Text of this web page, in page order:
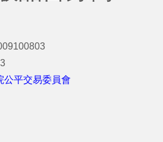
公平交易委員會